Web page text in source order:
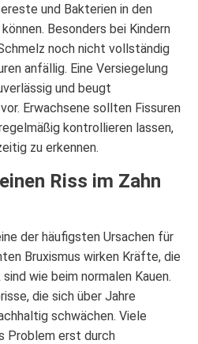
und Bakterien in den
Besonders bei Kindern
noch nicht vollständig
anfällig. Eine Versiegelung
und beugt
Erwachsene sollten Fissuren
kontrollieren lassen,
zu erkennen.
Riss im Zahn
der häufigsten Ursachen für
Bruxismus wirken Kräfte, die
wie beim normalen Kauen.
die sich über Jahre
schwächen. Viele
Problem erst durch